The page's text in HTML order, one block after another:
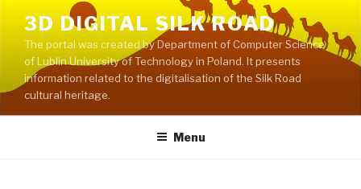
treści
3D DIGITAL SILK ROAD
The portal was created by Department of Computer Science
of Lublin University of Technology in Poland. It presents
information related to the digitalisation of the Silk Road
cultural heritage.
Menu